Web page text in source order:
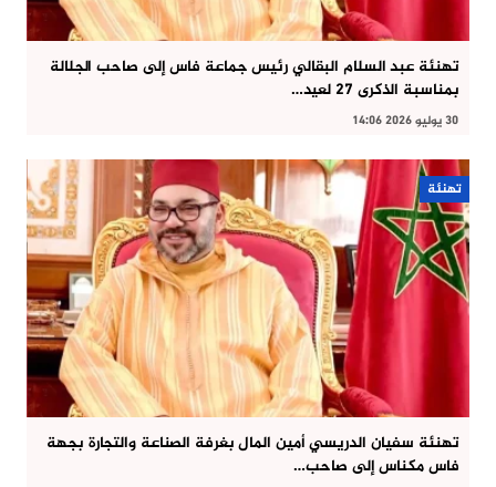
تهنئة عبد السلام البقالي رئيس جماعة فاس إلى صاحب الجلالة
بمناسبة الذكرى 27 لعيد…
30 يوليو 2026 14:06
تهنئة
تهنئة سفيان الدريسي أمين المال بغرفة الصناعة والتجارة بجهة
فاس مكناس إلى صاحب…